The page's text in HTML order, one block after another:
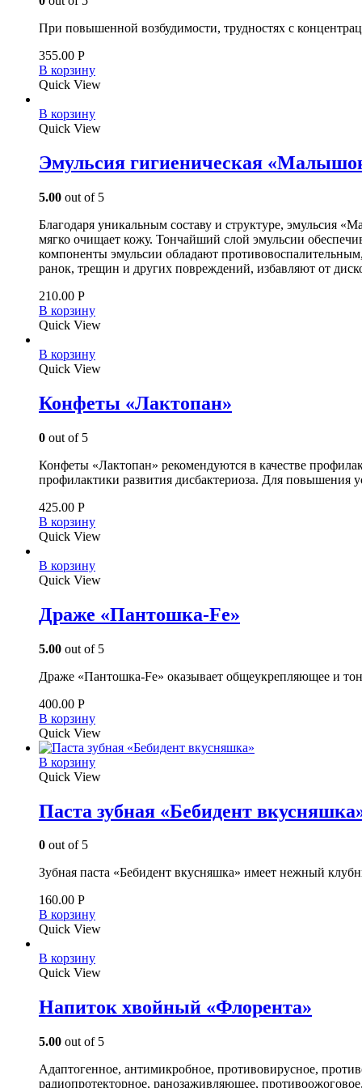
При повышенной возбудимости, трудностях с
355.00 Р
В корзину
Quick View
В корзину
Quick View
Эмульсия гигиеническая
5.00 out of 5
Благодаря уникальным составу и структуре, эмульсия
мягко очищает кожу. Тончайший слой эмульсии
компоненты эмульсии обладают
ранок, трещин и других повреждений, избавляют от
210.00 Р
В корзину
Quick View
В корзину
Quick View
Конфеты «Лактопан»
0 out of 5
Конфеты «Лактопан» рекомендуются в качестве
профилактики развития дисбактериоза. Для повышения
425.00 Р
В корзину
Quick View
В корзину
Quick View
Драже «Пантошка-Fe»
5.00 out of 5
Драже «Пантошка-­Fe» оказывает общеукрепляющее и
400.00 Р
В корзину
Quick View
В корзину
Quick View
Паста зубная «Бебидент
0 out of 5
Зубная паста «Бебидент вкусняшка» имеет нежный
160.00 Р
В корзину
Quick View
В корзину
Quick View
Напиток хвойный «Флорента»
5.00 out of 5
Адаптогенное, антимикробное, противовирусное,
радиопротекторное, ранозаживляющее,